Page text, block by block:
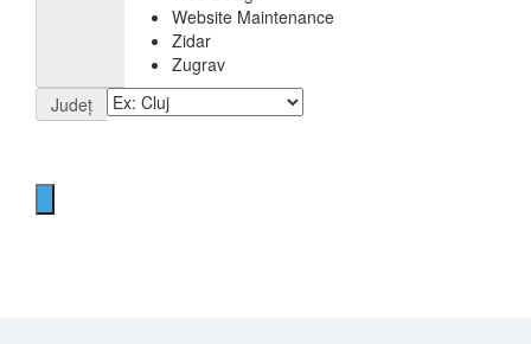
Website Maintenance
Zidar
Zugrav
Județ